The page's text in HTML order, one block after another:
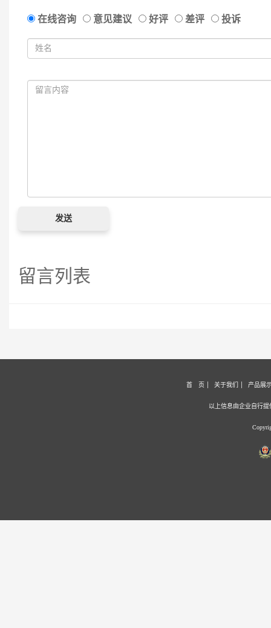
在线咨询 意见建议 好评 差评 投诉
留言列表
首 页 关于我们 产品展
以上信息由企业自行